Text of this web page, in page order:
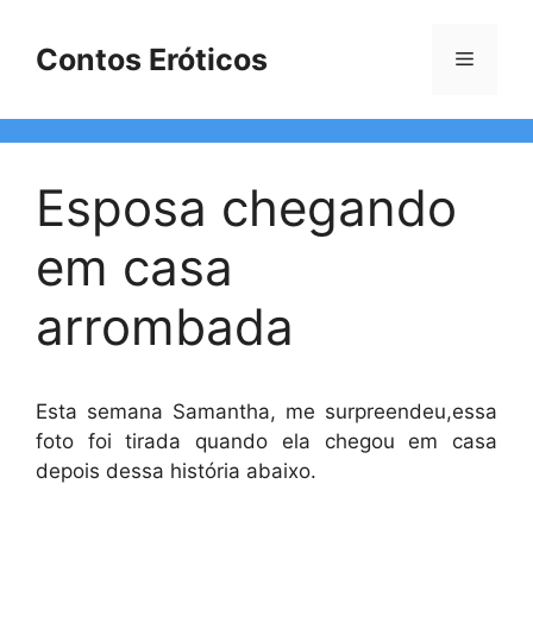
Contos Eróticos Menu
Esposa chegando
em casa
arrombada
Esta semana Samantha, me surpreendeu,essa
foto foi tirada quando ela chegou em casa
depois dessa história abaixo.